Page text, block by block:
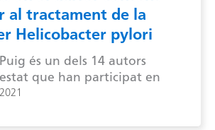
al tractament de la
Helicobacter pylori
és un dels 14 autors
que han participat en